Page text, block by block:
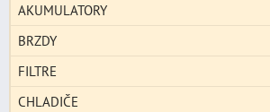
AKUMULATORY
BRZDY
FILTRE
CHLADIČE